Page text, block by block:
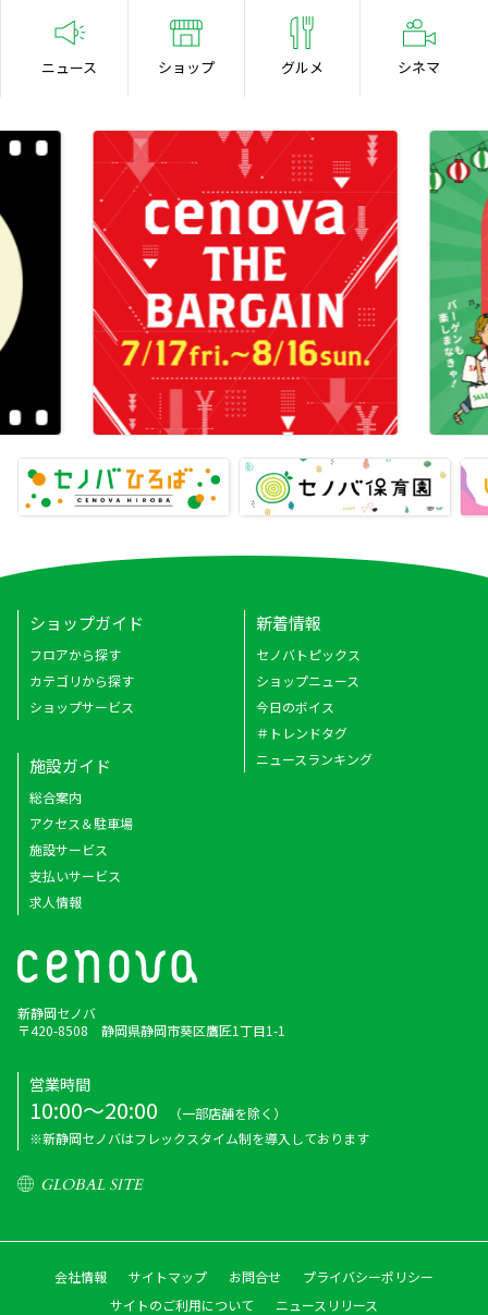
ニュース ショップ グルメ シネマ
ショップガイド
フロアから探す
カテゴリから探す
ショップサービス
新着情報
セノバトピックス
ショップニュース
今日のボイス
＃トレンドタグ
ニュースランキング
施設ガイド
総合案内
アクセス＆駐車場
施設サービス
支払いサービス
求人情報
新静岡セノバ
〒420-8508 静岡県静岡市葵区鷹匠1丁目1-1
営業時間
10:00～20:00
（一部店舗を除く）
※新静岡セノバはフレックスタイム制を導入しております
GLOBAL SITE
会社情報 サイトマップ お問合せ
プライバシーポリシー
サイトのご利用について
ニュースリリース